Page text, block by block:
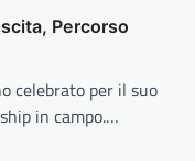
Percorso
celebrato per il suo
in campo.…